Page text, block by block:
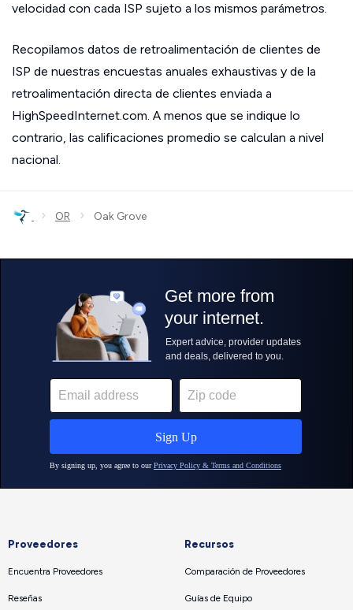
velocidad con cada ISP sujeto a los mismos parámetros.
Recopilamos datos de retroalimentación de clientes de
ISP de nuestras encuestas anuales exhaustivas y de la
retroalimentación directa de clientes enviada a
HighSpeedInternet.com. A menos que se indique lo
contrario, las calificaciones promedio se calculan a nivel
nacional.
› OR › Oak Grove
Proveedores
Encuentra Proveedores
Reseñas
Recursos
Comparación de Proveedores
Guías de Equipo